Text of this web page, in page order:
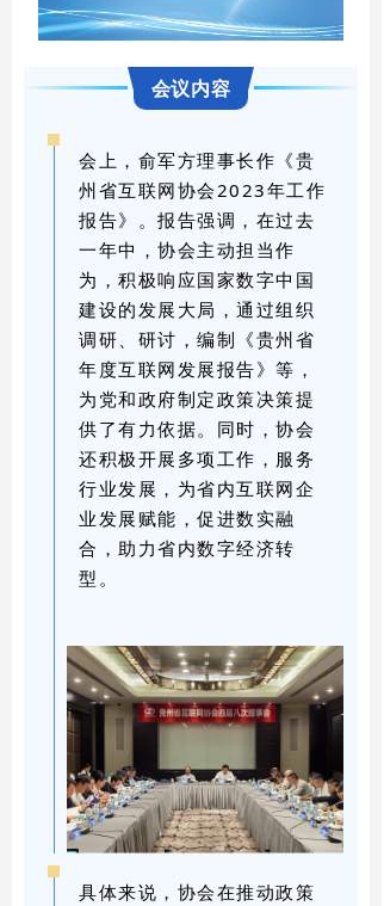
会议内容
会上，俞军方理事长作《贵
州省互联网协会2023年工作
报告》。报告强调，在过去
一年中，协会主动担当作
为，积极响应国家数字中国
建设的发展大局，通过组织
调研、研讨，编制《贵州省
年度互联网发展报告》等，
为党和政府制定政策决策提
供了有力依据。同时，协会
还积极开展多项工作，服务
行业发展，为省内互联网企
业发展赋能，促进数实融
合，助力省内数字经济转
型。
具体来说，协会在推动政策